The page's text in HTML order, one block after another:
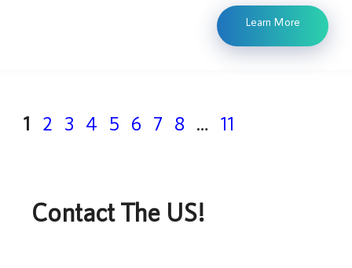
Learn More
Page
1 Page
2 Page
3 Page
4 Page
5 Page
6 Page
7 Page
8 … Page
11
Contact The US!